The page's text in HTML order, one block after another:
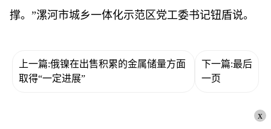
撑。”漯河市城乡一体化示范区党工委书记钮盾说。
上一篇:俄镍在出售积累的金属储量方面
取得“一定进展”
下一篇:最后
一页
x